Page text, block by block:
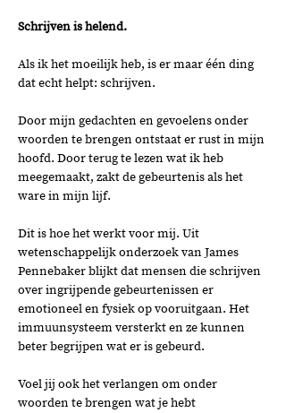
Schrijven is helend.
Als ik het moeilijk heb, is er maar één ding
dat echt helpt: schrijven.
Door mijn gedachten en gevoelens onder
woorden te brengen ontstaat er rust in mijn
hoofd. Door terug te lezen wat ik heb
meegemaakt, zakt de gebeurtenis als het
ware in mijn lijf.
Dit is hoe het werkt voor mij. Uit
wetenschappelijk onderzoek van James
Pennebaker blijkt dat mensen die schrijven
over ingrijpende gebeurtenissen er
emotioneel en fysiek op vooruitgaan. Het
immuunsysteem versterkt en ze kunnen
beter begrijpen wat er is gebeurd.
Voel jij ook het verlangen om onder
woorden te brengen wat je hebt